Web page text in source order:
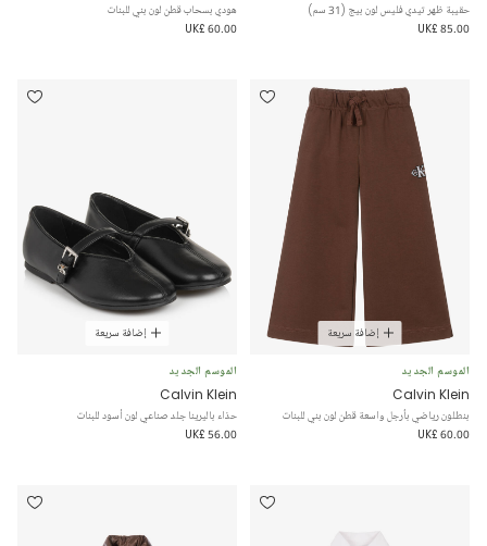
حقيبة ظهر تيدي فليس لون بيج (31 سم)
UK£ 85.00
هودي بسحاب قطن لون بني للبنات
UK£ 60.00
إضافة سريعة
الموسم الجديد
Calvin Klein
بنطلون رياضي بأرجل واسعة قطن لون بني للبنات
UK£ 60.00
إضافة سريعة
الموسم الجديد
Calvin Klein
حذاء باليرينا جلد صناعي لون أسود للبنات
UK£ 56.00